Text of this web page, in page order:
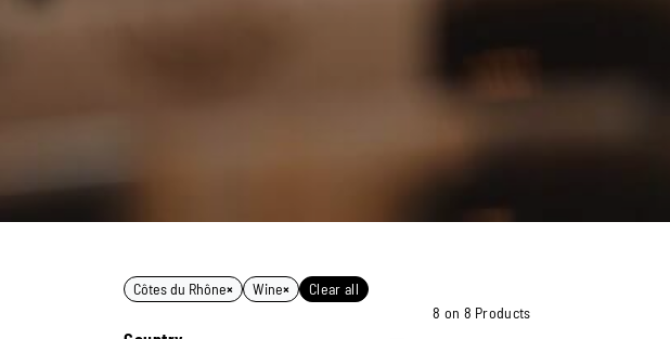
Côtes du Rhône× Wine× Clear all
8 on 8 Products